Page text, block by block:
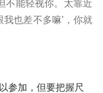
不能轻视你。太靠近
也差不多嘛’，你就
参加，但要把握尺